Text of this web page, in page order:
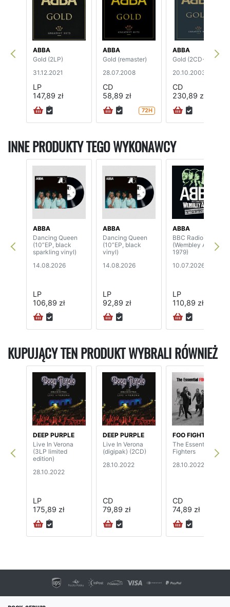
ABBA
Gold (2LP)
31.12.2021
LP
147,89 zł
ABBA
Gold (remaster)
28.07.2008
CD
58,89 zł
72H
ABBA
Gold (2CD+DVD)
20.10.2003
CD
230,89 zł
INNE PRODUKTY TEGO WYKONAWCY
ABBA
Dancing Queen
(10”EP, black
sparkling vinyl)
14.08.2026
LP
106,89 zł
ABBA
Dancing Queen
(10”EP, black
vinyl)
14.08.2026
LP
92,89 zł
ABBA
BBC Radio One
(Wembley Arena
1979)
10.07.2026
LP
110,89 zł
KUPUJĄCY TEN PRODUKT WYBRALI RÓWNIEŻ
DEEP PURPLE
Live In Verona
(3LP limited
edition)
28.10.2022
LP
175,89 zł
DEEP PURPLE
Live In Verona
(digipak) (2CD)
28.10.2022
CD
79,89 zł
FOO FIGHTERS
The Essential Foo
Fighters
28.10.2022
CD
74,89 zł